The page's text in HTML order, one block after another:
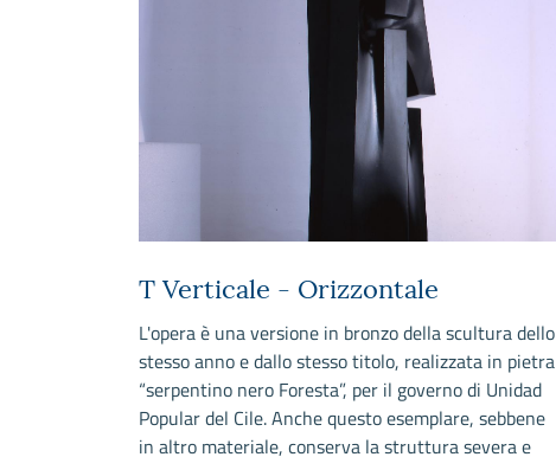
T Verticale - Orizzontale
L'opera è una versione in bronzo della scultura dello
stesso anno e dallo stesso titolo, realizzata in pietra
“serpentino nero Foresta”, per il governo di Unidad
Popular del Cile. Anche questo esemplare, sebbene
in altro materiale, conserva la struttura severa e